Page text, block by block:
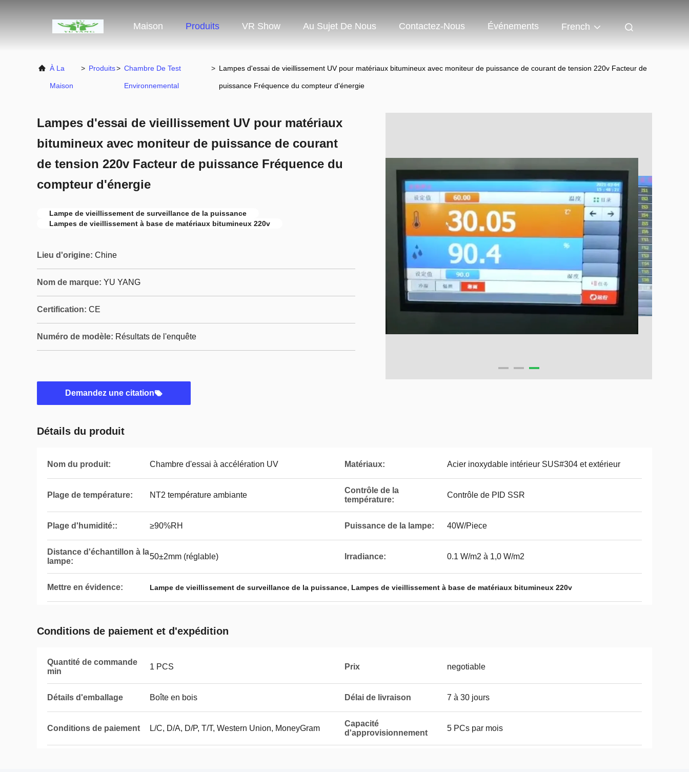
Maison Produits VR Show Au Sujet De Nous Contactez-Nous Événements French
À La
Maison
> Produits> Chambre De Test
Environnemental
> Lampes d'essai de vieillissement UV pour matériaux bitumineux avec moniteur de puissance de courant de tension 220v Facteur de
puissance Fréquence du compteur d'énergie
Lampes d'essai de vieillissement UV pour matériaux
bitumineux avec moniteur de puissance de courant
de tension 220v Facteur de puissance Fréquence du
compteur d'énergie
Lampe de vieillissement de surveillance de la puissance
Lampes de vieillissement à base de matériaux bitumineux 220v
Lieu d'origine: Chine
Nom de marque: YU YANG
Certification: CE
Numéro de modèle: Résultats de l'enquête
Demandez une citation
Détails du produit
Nom du produit: Chambre d'essai à accélération UV Matériaux: Acier inoxydable intérieur SUS#304 et extérieur
Plage de température: NT2 température ambiante
Contrôle de la
température:
Contrôle de PID SSR
Plage d'humidité:: ≥90%RH Puissance de la lampe: 40W/Piece
Distance d'échantillon à la
lampe:
50±2mm (réglable) Irradiance: 0.1 W/m2 à 1,0 W/m2
Mettre en évidence: Lampe de vieillissement de surveillance de la puissance, Lampes de vieillissement à base de matériaux bitumineux 220v
Conditions de paiement et d'expédition
Quantité de commande
min
1 PCS Prix negotiable
Détails d'emballage Boîte en bois Délai de livraison 7 à 30 jours
Conditions de paiement L/C, D/A, D/P, T/T, Western Union, MoneyGram
Capacité
d'approvisionnement
5 PCs par mois